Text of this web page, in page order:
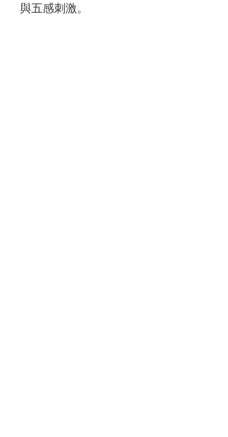
與五感刺激。